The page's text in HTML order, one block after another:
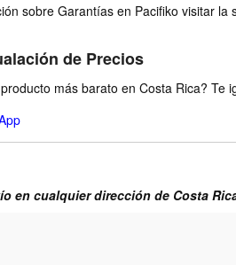
sobre Garantías en Pacifiko visitar la
de Precios
más barato en Costa Rica? Te
en cualquier dirección de Costa